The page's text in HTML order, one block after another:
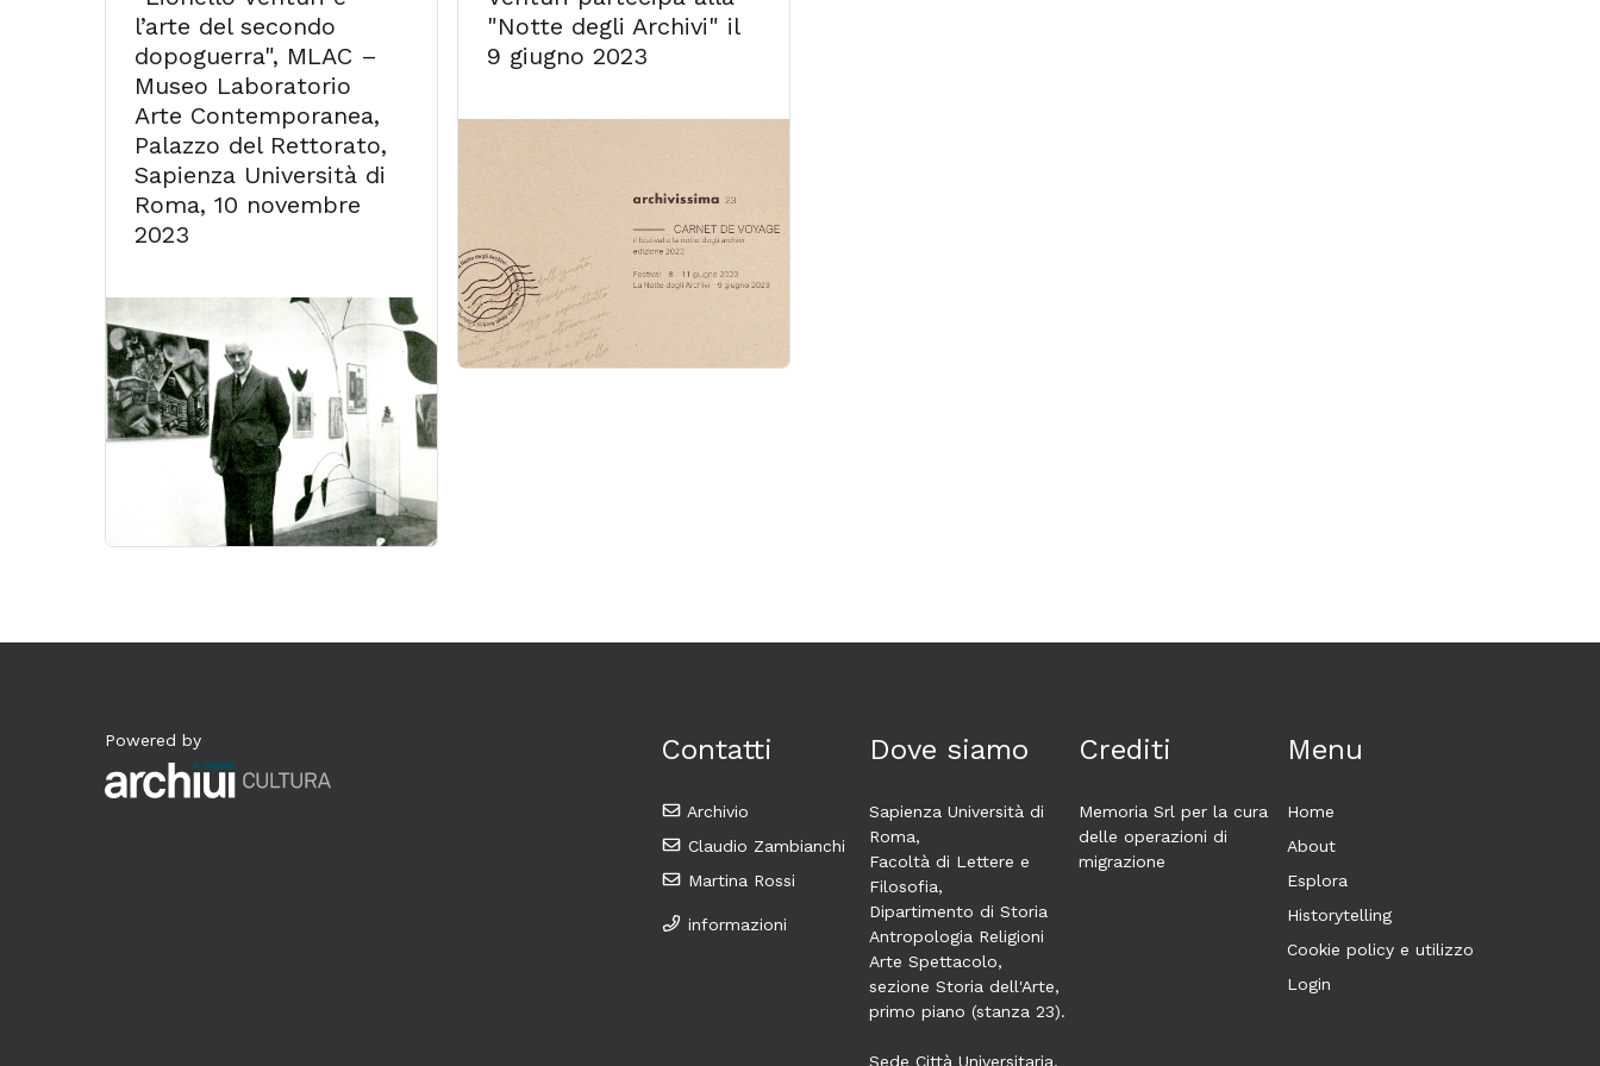
l’arte del secondo
dopoguerra", MLAC –
Museo Laboratorio
Arte Contemporanea,
Palazzo del Rettorato,
Sapienza Università di
Roma, 10 novembre
2023
"Notte degli Archivi" il
9 giugno 2023
Contatti
Archivio
Claudio Zambianchi
Martina Rossi
informazioni
Dove siamo
Sapienza Università di
Roma,
Facoltà di Lettere e
Filosofia,
Dipartimento di Storia
Antropologia Religioni
Arte Spettacolo,
sezione Storia dell'Arte,
primo piano (stanza 23).
Sede Città Universitaria,
Crediti
Memoria Srl per la cura
delle operazioni di
migrazione
Menu
Home
About
Esplora
Historytelling
Cookie policy e utilizzo
Login
Powered by
Archiui